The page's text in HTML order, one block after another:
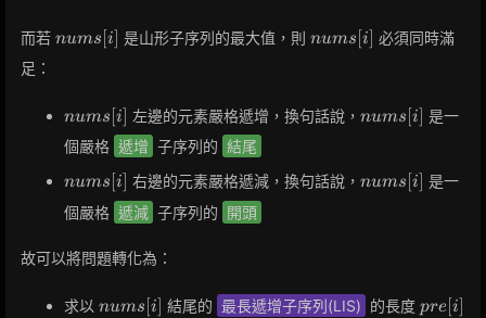
而若 nums[i]
nums [i] 是山形子序列的最大值，則 nums[i]
nums [i] 必須同時滿
足：
nums[i]
nums i 左邊的元素嚴格遞增，換句話說， nums[i]
nums i
是一
個嚴格 遞增 子序列的 結尾
nums[i]
nums i 右邊的元素嚴格遞減，換句話說， nums[i]
nums i
是一
個嚴格 遞減 子序列的 開頭
故可以將問題轉化為：
求以 nums[i]
nums [i] 結尾的 最長遞增子序列(LIS) 的長度 pre[i]
pre [i]